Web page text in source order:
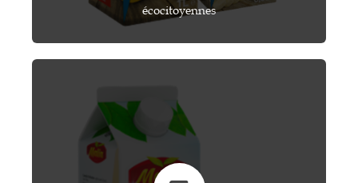
écocitoyennes